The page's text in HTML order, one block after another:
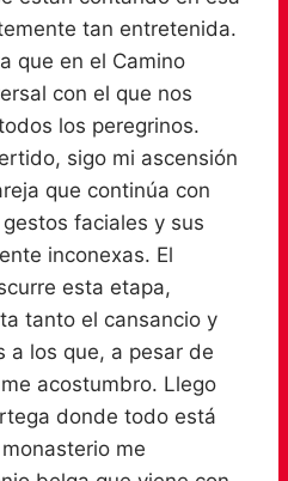
tan entretenida.
que en el Camino
con el que nos
los peregrinos.
sigo mi ascensión
que continúa con
faciales y sus
inconexas. El
esta etapa,
tanto el cansancio y
a los que, a pesar de
acostumbro. Llego
donde todo está
me